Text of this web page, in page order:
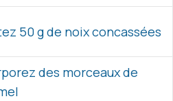
50 g de noix concassées
des morceaux de